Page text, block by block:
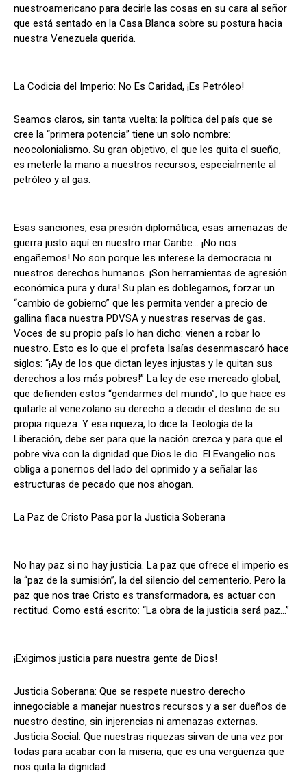
nuestroamericano para decirle las cosas en su cara al señor
que está sentado en la Casa Blanca sobre su postura hacia
nuestra Venezuela querida.
La Codicia del Imperio: No Es Caridad, ¡Es Petróleo!
Seamos claros, sin tanta vuelta: la política del país que se
cree la “primera potencia” tiene un solo nombre:
neocolonialismo. Su gran objetivo, el que les quita el sueño,
es meterle la mano a nuestros recursos, especialmente al
petróleo y al gas.
Esas sanciones, esa presión diplomática, esas amenazas de
guerra justo aquí en nuestro mar Caribe… ¡No nos
engañemos! No son porque les interese la democracia ni
nuestros derechos humanos. ¡Son herramientas de agresión
económica pura y dura! Su plan es doblegarnos, forzar un
“cambio de gobierno” que les permita vender a precio de
gallina flaca nuestra PDVSA y nuestras reservas de gas.
Voces de su propio país lo han dicho: vienen a robar lo
nuestro. Esto es lo que el profeta Isaías desenmascaró hace
siglos: “¡Ay de los que dictan leyes injustas y le quitan sus
derechos a los más pobres!” La ley de ese mercado global,
que defienden estos “gendarmes del mundo”, lo que hace es
quitarle al venezolano su derecho a decidir el destino de su
propia riqueza. Y esa riqueza, lo dice la Teología de la
Liberación, debe ser para que la nación crezca y para que el
pobre viva con la dignidad que Dios le dio. El Evangelio nos
obliga a ponernos del lado del oprimido y a señalar las
estructuras de pecado que nos ahogan.
La Paz de Cristo Pasa por la Justicia Soberana
No hay paz si no hay justicia. La paz que ofrece el imperio es
la “paz de la sumisión”, la del silencio del cementerio. Pero la
paz que nos trae Cristo es transformadora, es actuar con
rectitud. Como está escrito: “La obra de la justicia será paz…”
¡Exigimos justicia para nuestra gente de Dios!
Justicia Soberana: Que se respete nuestro derecho
innegociable a manejar nuestros recursos y a ser dueños de
nuestro destino, sin injerencias ni amenazas externas.
Justicia Social: Que nuestras riquezas sirvan de una vez por
todas para acabar con la miseria, que es una vergüenza que
nos quita la dignidad.